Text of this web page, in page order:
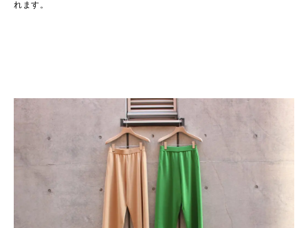
れます。